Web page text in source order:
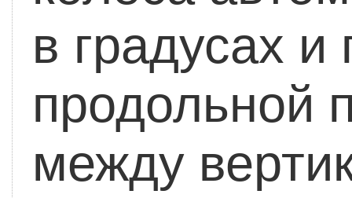
в градусах и
продольной
между